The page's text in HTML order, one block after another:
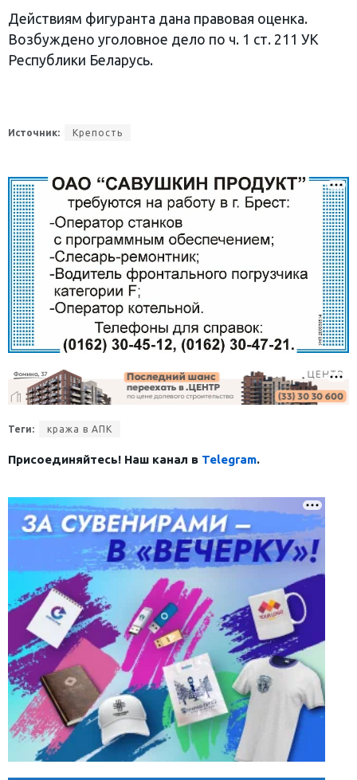
Действиям фигуранта дана правовая оценка.
Возбуждено уголовное дело по ч. 1 ст. 211 УК
Республики Беларусь.
Источник: Крепость
Теги: кража в АПК
Присоединяйтесь! Наш канал в Telegram.